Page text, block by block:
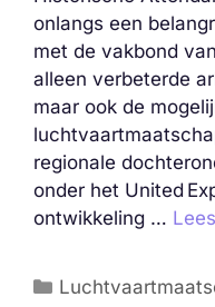
onlangs een
met de vakbond
alleen verbeterde
maar ook de
regionale
onder het United
ontwikkeling …
Categorieën